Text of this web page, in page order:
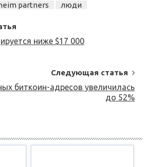
partners люди
ниже $17 000
Следующая статья
биткоин-адресов увеличилась
до 52%